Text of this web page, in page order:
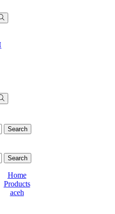
Search
Search
Home
Products
aceh